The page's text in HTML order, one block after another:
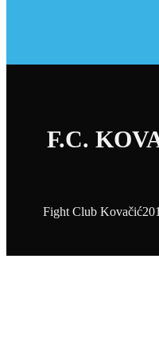
F.C.
Fight Club Kovačić